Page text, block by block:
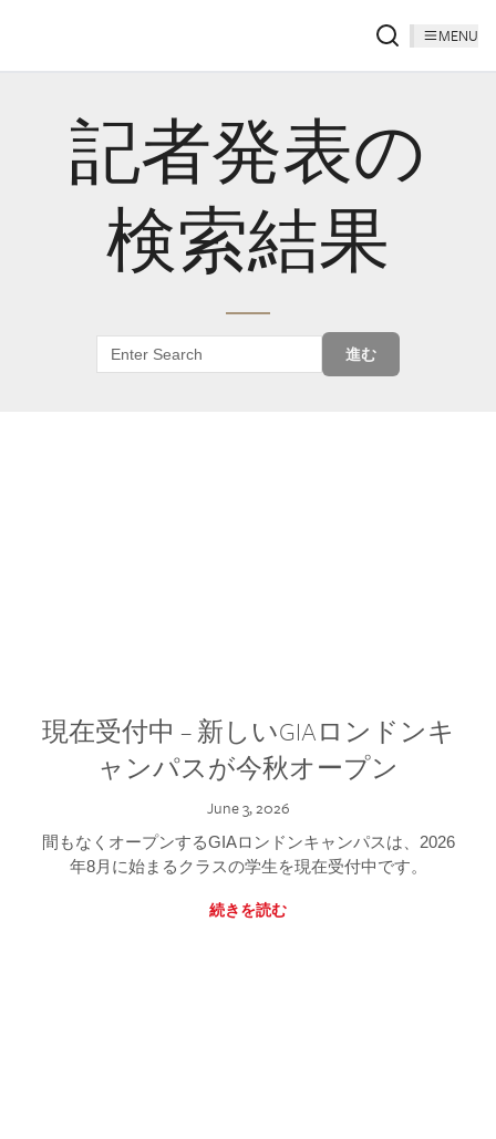
MENU
記者発表の
検索結果
進む
現在受付中 – 新しいGIAロンドンキ
ャンパスが今秋オープン
June 3, 2026
間もなくオープンするGIAロンドンキャンパスは、2026
年8月に始まるクラスの学生を現在受付中です。
続きを読む